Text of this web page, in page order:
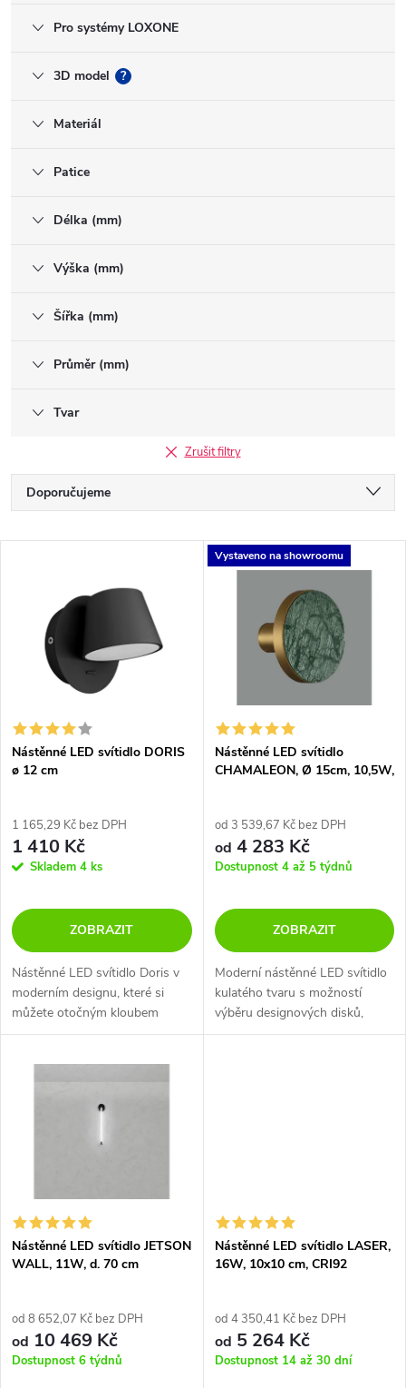
Pro systémy LOXONE
3D model ?
Materiál
Patice
Délka (mm)
Výška (mm)
Šířka (mm)
Průměr (mm)
Tvar
Zrušit filtry
Ř
a
í
p
r
o
d
u
k
t
Doporučujeme
Nejprodávanější
Abecedně
s
p
r
o
d
u
k
Nástěnné LED svítidlo DORIS
ø 12 cm
1 165,29 Kč bez DPH
1 410 Kč
Skladem 4 ks
ZOBRAZIT
Nástěnné LED svítidlo Doris v
moderním designu, které si
můžete otočným kloubem
nasměřovat. Součástí svítidla je
Vystaveno na showroomu
Nástěnné LED svítidlo
CHAMALEON, Ø 15cm, 10,5W,
od 3 539,67 Kč bez DPH
od 4 283 Kč
Dostupnost 4 až 5 týdnů
ZOBRAZIT
Moderní nástěnné LED svítidlo
kulatého tvaru s možností
výběru designových disků,
které ozvláštní každou
Nástěnné LED svítidlo JETSON
WALL, 11W, d. 70 cm
od 8 652,07 Kč bez DPH
od 10 469 Kč
Dostupnost 6 týdnů
Nástěnné LED svítidlo LASER,
16W, 10x10 cm, CRI92
od 4 350,41 Kč bez DPH
od 5 264 Kč
Dostupnost 14 až 30 dní